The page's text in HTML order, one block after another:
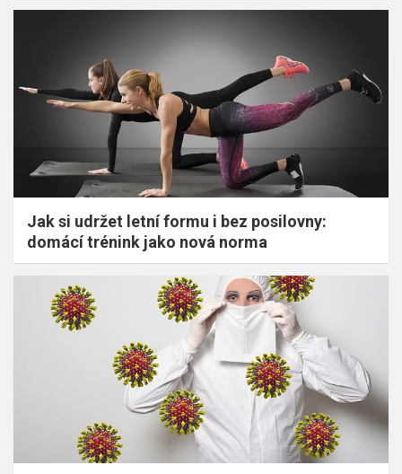
Jak si udržet letní formu i bez posilovny:
domácí trénink jako nová norma